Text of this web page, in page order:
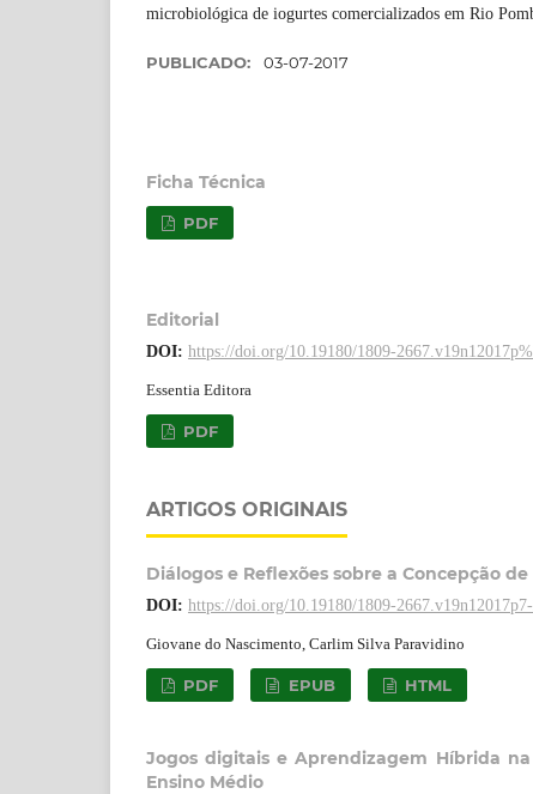
microbiológica de iogurtes comercializados em Rio
PUBLICADO: 03-07-2017
Ficha Técnica
PDF
Editorial
DOI: https://doi.org/10.19180/1809-
Essentia Editora
PDF
ARTIGOS ORIGINAIS
Diálogos e Reflexões sobre a Concepção
DOI: https://doi.org/10.19180/1809-
Giovane do Nascimento, Carlim Silva Paravidino
PDF EPUB HTML
Jogos digitais e Aprendizagem Híbrida
Ensino Médio